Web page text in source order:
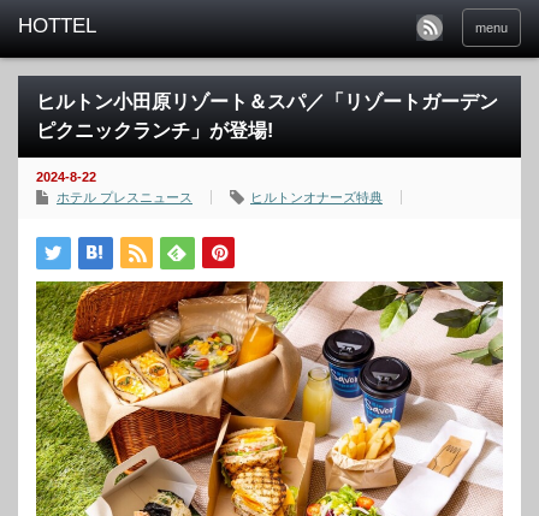
menu
ヒルトン小田原リゾート＆スパ／「リゾートガーデン
ピクニックランチ」が登場!
2024-8-22
ホテル プレスニュース
ヒルトンオナーズ特典